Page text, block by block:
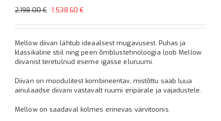
2,198.00€ Algne
oli:
1,538.60€
on:
Mellow diivan lähtub ideaalsest mugavusest. Puhas ja
klassikaline stiil ning peen õmblustehnoloogia loob Mellow
diivanist teretulnud eseme igasse eluruumi.
Diivan on moodulitest kombineeritav, mistõttu saab luua
ainulaadse diivani vastavalt ruumi eripärale ja vajadustele.
Mellow on saadaval kolmes erinevas värvitoonis.